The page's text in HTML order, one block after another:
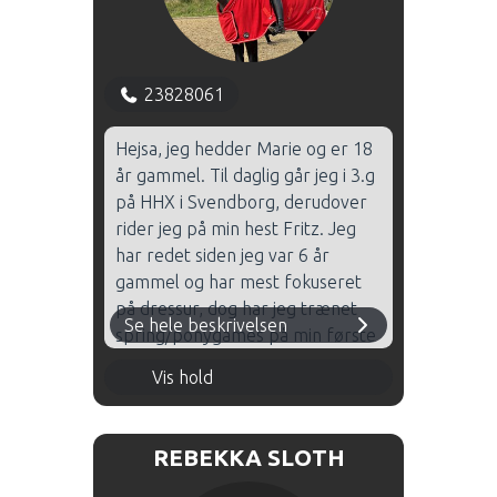
min undervisning bruger jeg
meget Allan.
23828061
Hejsa, jeg hedder Marie og er 18
år gammel. Til daglig går jeg i 3.g
på HHX i Svendborg, derudover
rider jeg på min hest Fritz. Jeg
har redet siden jeg var 6 år
gammel og har mest fokuseret
på dressur, dog har jeg trænet
spring/ponygames på min første
120 udenbys stævner, og deraf
og har redet landsstævner, samt
Se hele beskrivelsen
Vis hold
Mandag 16.00 - 17.00 - Hal 1
Torsdag 18.00 - 19.00 - Hal 2
REBEKKA SLOTH